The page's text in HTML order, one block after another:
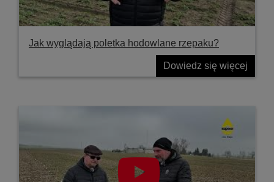
Jak wyglądają poletka hodowlane rzepaku?
Dowiedz się więcej